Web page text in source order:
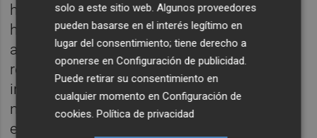
humorísticas son exactamente los que se
han discutido en los claustros, que llevan
años siendo absolutamente ridículos. Es la
realidad de los centros educativos
intentando adaptarse a una ley que no tiene
ni idea de la realidad de los centros
educativos. Porque por mucho que nos
solo a este sitio web. Algunos proveedores
pueden basarse en el interés legítimo en
lugar del consentimiento; tiene derecho a
oponerse enConfiguración de publicidad
Puede retirar su consentimiento en
cualquier momento enConfiguración de
cookies .Política de privacidad